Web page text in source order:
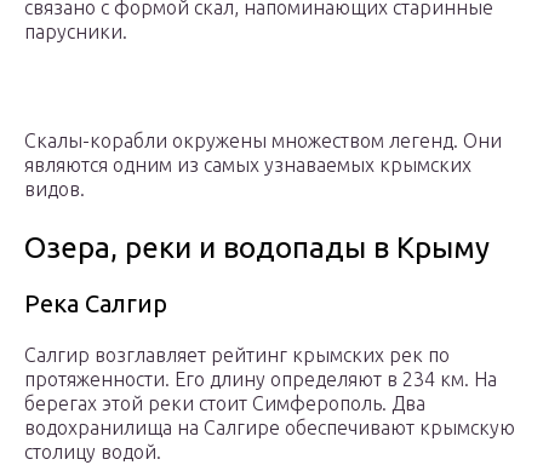
связано с формой скал, напоминающих старинные
парусники.
Скалы-корабли окружены множеством легенд. Они
являются одним из самых узнаваемых крымских
видов.
Озера, реки и водопады в Крыму
Река Салгир
Салгир возглавляет рейтинг крымских рек по
протяженности. Его длину определяют в 234 км. На
берегах этой реки стоит Симферополь. Два
водохранилища на Салгире обеспечивают крымскую
столицу водой.